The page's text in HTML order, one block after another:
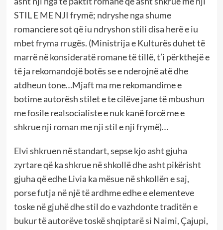
STIL E ME NJI frymë; ndryshe nga shume
romanciere sot që iu ndryshon stili disa herë e iu
mbet fryma rrugës. (Ministrija e Kulturës duhet të
marrë në konsideratë romane të tillë, t’i përkthejë e
të ja rekomandojë botës se e nderojnë atë dhe
atdheun tone…Mjaft ma me rekomandime e
botime autorësh stilet e te cilëve jane të mbushun
me fosile realsocialiste e nuk kanë forcë me e
shkrue nji roman me nji stil e nji frymë)…
Elvi shkruen në standart, sepse kjo asht gjuha
zyrtare që ka shkrue në shkollë dhe asht pikërisht
gjuha që edhe Livia ka mësue në shkollën e saj,
porse futja në një të ardhme edhe e elementeve
toske në gjuhë dhe stil do e vazhdonte traditën e
bukur të autorëve toskë shqiptarë si Naimi, Çajupi,